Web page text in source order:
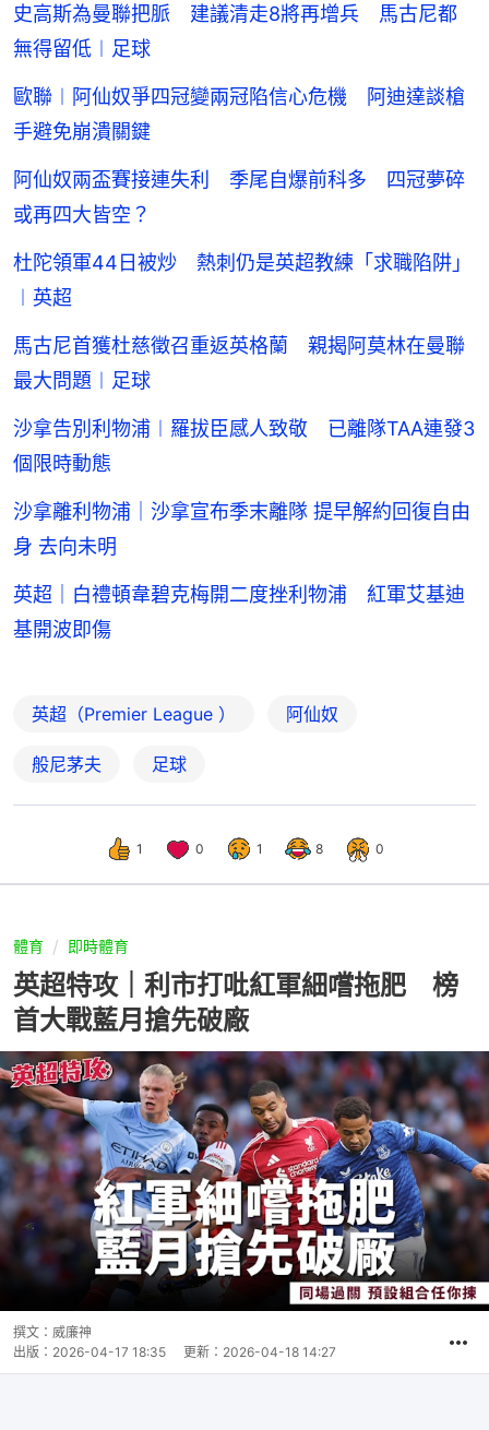
史高斯為曼聯把脈 建議清走8將再增兵 馬古尼都
無得留低︱足球
歐聯︱阿仙奴爭四冠變兩冠陷信心危機 阿迪達談槍
手避免崩潰關鍵
阿仙奴兩盃賽接連失利 季尾自爆前科多 四冠夢碎
或再四大皆空？
杜陀領軍44日被炒 熱刺仍是英超教練「求職陷阱」
︱英超
馬古尼首獲杜慈徵召重返英格蘭 親揭阿莫林在曼聯
最大問題︱足球
沙拿告別利物浦︱羅拔臣感人致敬 已離隊TAA連發3
個限時動態
沙拿離利物浦｜沙拿宣布季末離隊 提早解約回復自由
身 去向未明
英超｜白禮頓韋碧克梅開二度挫利物浦 紅軍艾基迪
基開波即傷
英超（Premier League ） 阿仙奴
般尼茅夫 足球
1 0 1 8 0
體育 即時體育
英超特攻｜利市打吡紅軍細嚐拖肥 榜
首大戰藍月搶先破廠
撰文： 威廉神
出版： 2026-04-17 18:35 更新： 2026-04-18 14:27